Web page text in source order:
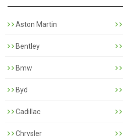
Aston Martin
Bentley
Bmw
Byd
Cadillac
Chrysler